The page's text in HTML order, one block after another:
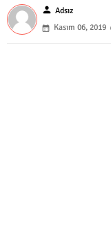
person Adsız
Kasım 06, 2019